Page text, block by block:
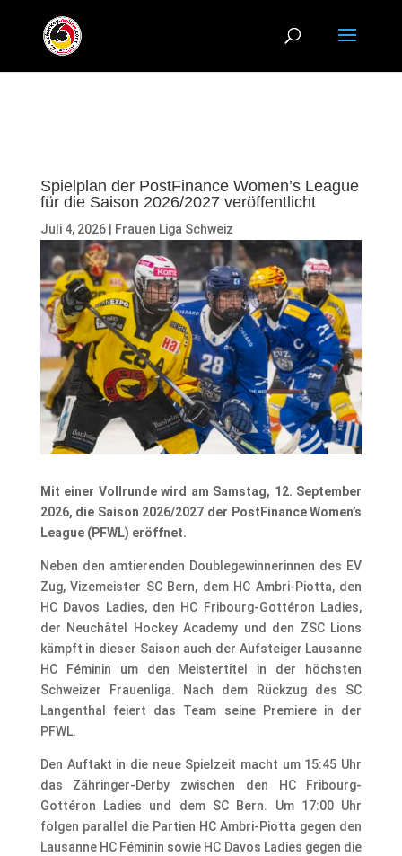
Spielplan der PostFinance Women’s League
für die Saison 2026/2027 veröffentlicht
Juli 4, 2026| Frauen Liga Schweiz
Mit einer Vollrunde wird am Samstag, 12. September
2026, die Saison 2026/2027 der PostFinance Women’s
League (PFWL) eröffnet.
Neben den amtierenden Doublegewinnerinnen des EV
Zug, Vizemeister SC Bern, dem HC Ambri-Piotta, den
HC Davos Ladies, den HC Fribourg-Gottéron Ladies,
der Neuchâtel Hockey Academy und den ZSC Lions
kämpft in dieser Saison auch der Aufsteiger Lausanne
HC Féminin um den Meistertitel in der höchsten
Schweizer Frauenliga. Nach dem Rückzug des SC
Langenthal feiert das Team seine Premiere in der
PFWL.
Den Auftakt in die neue Spielzeit macht um 15:45 Uhr
das Zähringer-Derby zwischen den HC Fribourg-
Gottéron Ladies und dem SC Bern. Um 17:00 Uhr
folgen parallel die Partien HC Ambri-Piotta gegen den
Lausanne HC Féminin sowie HC Davos Ladies gegen die